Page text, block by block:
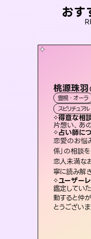
おす
桃源珠羽
霊視・オーラ
スピリチュアル
得意な相
片想い、あ
占い師に
恋愛のお悩
係」の相談
恋人未満な
寧に読み解
ユーザー
鑑定してい
動すると仲
とうござい
未
霊視
スピリ
得意
出逢
占い
未来に
ます。
たの素
選択で
ユー
職場の
本当に
打てて
い
と
ら
し